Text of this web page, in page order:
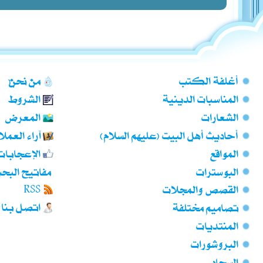
أغلفة الكتب
المناسبات الدينية
الشعارات
أحاديث أهل البيت (عليهم السلام)
المواقع
البوسترات
القصص والمجلات
تصاميم مختلفة
المنتديات
البروشورات
من نحن؟
الشروط
المعرض
آراء
مفاتيح
RSS
اتصل بنا